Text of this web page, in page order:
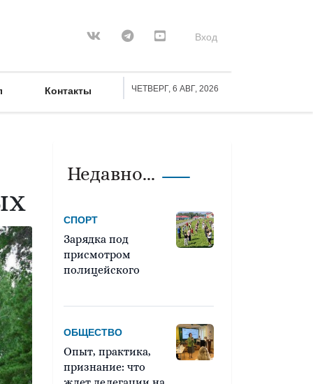
Вход
Контакты ЧЕТВЕРГ, 6 АВГ, 2026
Недавно...
СПОРТ
Зарядка под
присмотром
полицейского
ОБЩЕСТВО
Опыт, практика,
признание: что